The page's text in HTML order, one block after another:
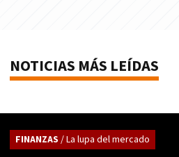
NOTICIAS MÁS LEÍDAS
FINANZAS / La lupa del mercado